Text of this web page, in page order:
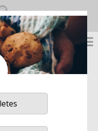
no oficial gentilesa de Google